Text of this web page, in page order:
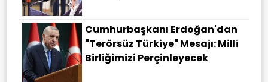
Cumhurbaşkanı Erdoğan'dan
"terörsüz Türkiye" Mesajı: Milli
Birliğimizi Perçinleyecek